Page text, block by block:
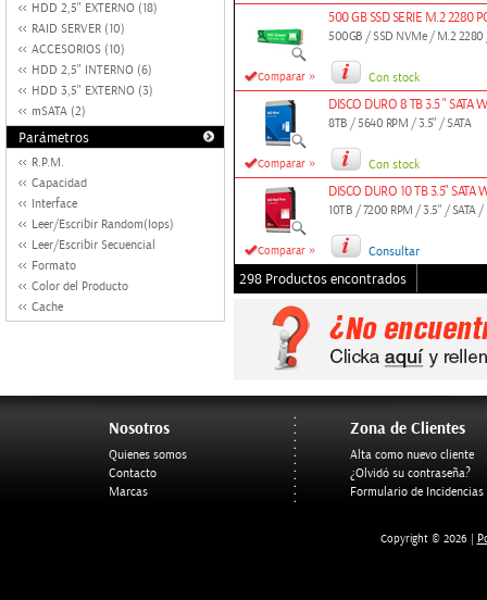
HDD 2,5" EXTERNO (18)
RAID SERVER (10)
ACCESORIOS (10)
HDD 2,5" INTERNO (6)
HDD 3,5" EXTERNO (3)
mSATA (2)
Parámetros
R.P.M.
Capacidad
Interface
Leer/Escribir Random(Iops)
Leer/Escribir Secuencial
Formato
Color del Producto
Cache
Comparar »
500 GB SSD SERIE M.2 2280
500GB / SSD NVMe / M.2 2280
Con stock
Comparar »
DISCO DURO 8 TB 3.5 " SATA
8TB / 5640 RPM / 3.5" / SATA
Con stock
Comparar »
DISCO DURO 10 TB 3.5" SATA
10TB / 7200 RPM / 3.5" / SATA /
Consultar
298 Productos encontrados
Nosotros
Quienes somos
Contacto
Marcas
Zona de Clientes
Alta como nuevo cliente
¿Olvidó su contraseña?
Formulario de Incidencias
Copyright © 2026 |